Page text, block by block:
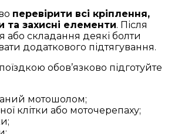
перевірити всі кріплення,
та захисні елементи. Після
або складання деякі болти
додаткового підтягування.
обов’язково підготуйте
мотошолом;
клітки або моточерепаху;